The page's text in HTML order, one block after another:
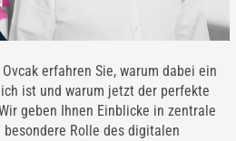
erfahren Sie, warum dabei ein
ist und warum jetzt der perfekte
geben Ihnen Einblicke in zentrale
Rolle des digitalen